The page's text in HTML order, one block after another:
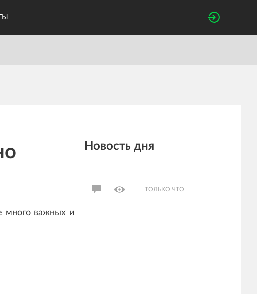
много важных и
Новость дня
ТОЛЬКО ЧТО